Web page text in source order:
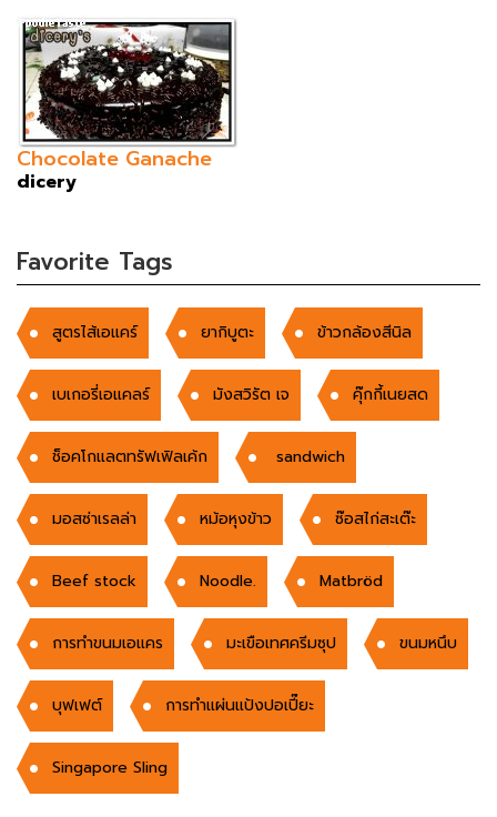
Chocolate Ganache
dicery
Favorite Tags
สูตรไส้เอแคร์ ยากิบูตะ ข้าวกล้องสีนิล
เบเกอรี่เอแคลร์ มังสวิรัต เจ คุ๊กกี้เนยสด
ช็อคโกแลตทรัฟเฟิลเค้ก sandwich
มอสซ่าเรลล่า หม้อหุงข้าว ซ๊อสไก่สะเต๊ะ
Beef stock Noodle. Matbröd
การทำขนมเอแคร มะเขือเทศครีมซุป ขนมหนึบ
บุฟเฟต์ การทำแผ่นแป้งปอเปี๊ยะ
Singapore Sling